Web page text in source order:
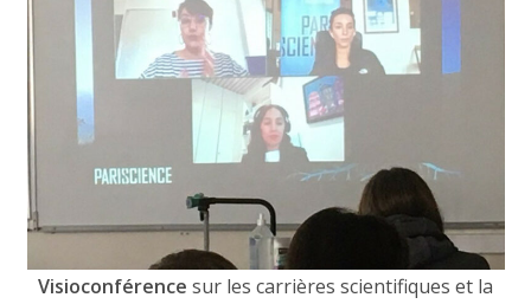
Visioconférence sur les carrières scientifiques et la